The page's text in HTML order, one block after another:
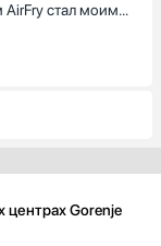
AirFry стал моим
оправдал
центрах Gorenje